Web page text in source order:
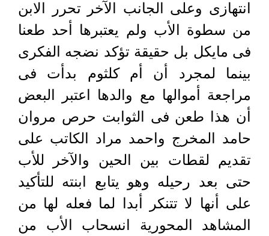
انتهازى وعلى الجانب الآخر تحرر الابن
من سطوة الأب ولم يعتبرها أحد طعنا
فى مايكل بل حقيقة تؤكد نضجه الفكرى
بينما لمجرد أن أم كلثوم بدأت فى
مراجعة أموالها مع والدها اعتبر البعض
أن هذا طعن فى الثوابت حرص مروان
حامد المخرج واحمد مراد الكاتب على
تقديم لقطات بين الحين والآخر للأب
حتى بعد رحيله وهو يتابع ابنته للتأكيد
على أنها لا تتنكر أبدا لما فعله لها من
المشاهد المحورية انسحاب الأب من